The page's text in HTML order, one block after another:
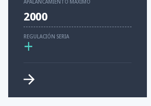
APALANCAMIENTO MÁXIMO
2000
REGULACIÓN SERIA
+